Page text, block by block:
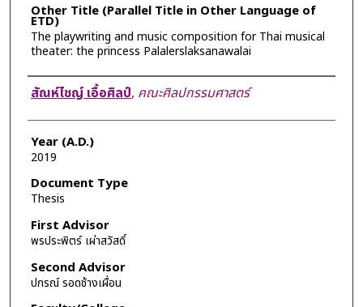
Other Title (Parallel Title in Other Language of
ETD)
The playwriting and music composition for Thai musical
theater: the princess Palalerslaksanawalai
Author
สัณห์ไชญ์ เอื้อศิลป์, คณะศิลปกรรมศาสตร์
Year (A.D.)
2019
Document Type
Thesis
First Advisor
พรประพิตร์ เผ่าสวัสดิ์
Second Advisor
ปกรณ์ รอดช้างเผื่อน